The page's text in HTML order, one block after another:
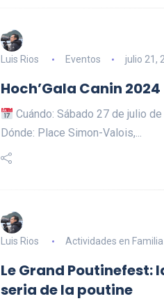
Luis Rios Eventos julio 21,
Hoch’Gala Canin 2024
Cuándo: Sábado 27 de julio
Dónde: Place Simon-Valois,...
Luis Rios Actividades en Familia
Le Grand Poutinefest:
seria de la poutine